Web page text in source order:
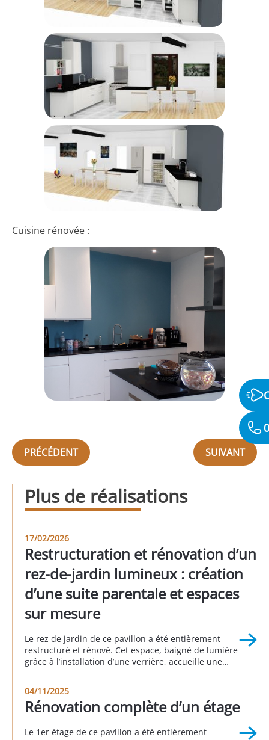
Cuisine rénovée :
PRÉCÉDENT SUIVANT
Plus de réalisations
17/02/2026
Restructuration et rénovation d’un
rez-de-jardin lumineux : création
d’une suite parentale et espaces
sur mesure
Le rez de jardin de ce pavillon a été entièrement
restructuré et rénové. Cet espace, baigné de lumière
grâce à l’installation d’une verrière, accueille une
chambre et une autre salle d’eau. Cette réalisation a
été faite en partenariat avec Sophie […]
04/11/2025
Rénovation complète d’un étage
Le 1er étage de ce pavillon a été entièrement